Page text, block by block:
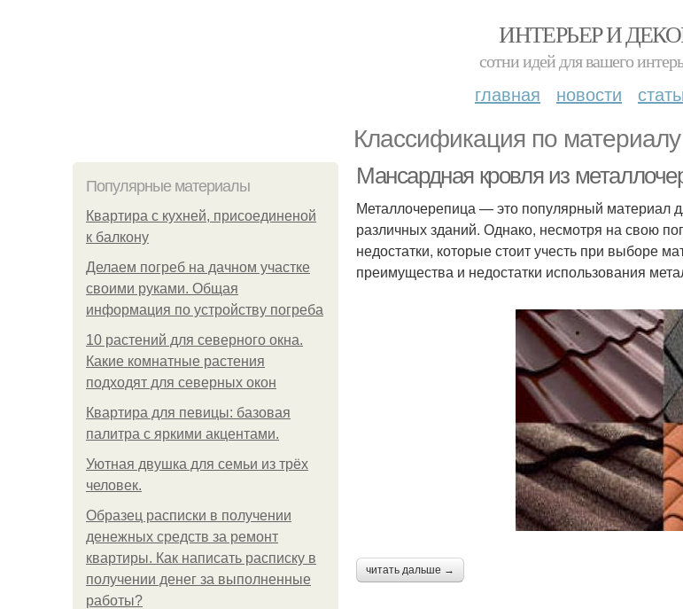
ИНТЕРЬЕР И
сотни идей для вашего
главная новости
Классификация по материалу
Популярные материалы
Квартира с кухней, присоединеной
к балкону
Делаем погреб на дачном участке
своими руками. Общая
информация по устройству погреба
10 растений для северного окна.
Какие комнатные растения
подходят для северных окон
Квартира для певицы: базовая
палитра с яркими акцентами.
Уютная двушка для семьи из трёх
человек.
Образец расписки в получении
денежных средств за ремонт
квартиры. Как написать расписку в
получении денег за выполненные
работы?
Мансардная кровля из
Металлочерепица — это популярный материал
различных зданий. Однако, несмотря на свою
недостатки, которые стоит учесть при выборе
преимущества и недостатки использования
читать дальше →